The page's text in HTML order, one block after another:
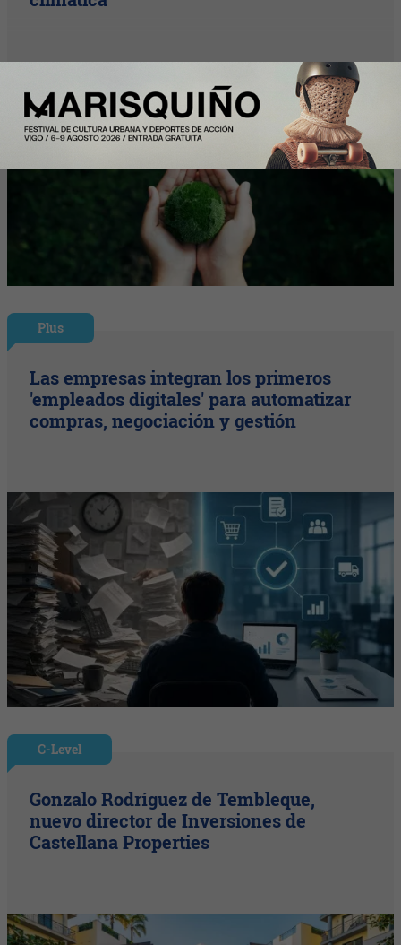
Plus
Las empresas integran los primeros
'empleados digitales' para automatizar
compras, negociación y gestión
C-Level
Gonzalo Rodríguez de Tembleque,
nuevo director de Inversiones de
Castellana Properties